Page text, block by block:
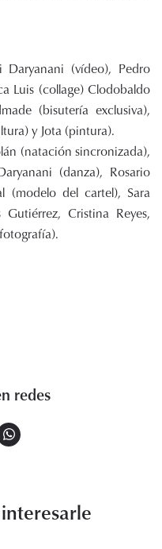
Daryanani (vídeo), Pedro
Luis (collage) Clodobaldo
(bisutería exclusiva),
y Jota (pintura).
(natación sincronizada),
(danza), Rosario
(modelo del cartel), Sara
Cristina Reyes,
redes